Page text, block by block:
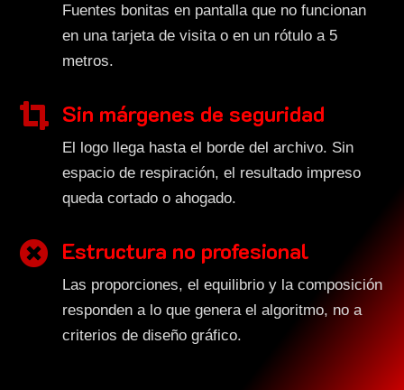
Fuentes bonitas en pantalla que no funcionan
en una tarjeta de visita o en un rótulo a 5
metros.
 Sin márgenes de seguridad
El logo llega hasta el borde del archivo. Sin
espacio de respiración, el resultado impreso
queda cortado o ahogado.
 Estructura no profesional
Las proporciones, el equilibrio y la composición
responden a lo que genera el algoritmo, no a
criterios de diseño gráfico.